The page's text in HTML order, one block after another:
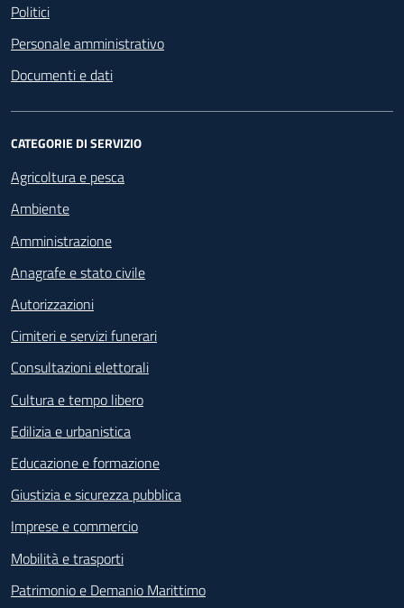
Politici
Personale amministrativo
Documenti e dati
CATEGORIE DI SERVIZIO
Agricoltura e pesca
Ambiente
Amministrazione
Anagrafe e stato civile
Autorizzazioni
Cimiteri e servizi funerari
Consultazioni elettorali
Cultura e tempo libero
Edilizia e urbanistica
Educazione e formazione
Giustizia e sicurezza pubblica
Imprese e commercio
Mobilità e trasporti
Patrimonio e Demanio Marittimo